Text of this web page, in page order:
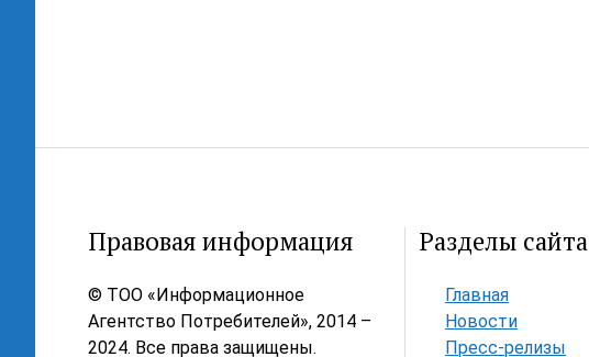
Правовая информация
© ТОО «Информационное
Агентство Потребителей», 2014 –
2024. Все права защищены.
Разделы сайта
Главная
Новости
Пресс-релизы